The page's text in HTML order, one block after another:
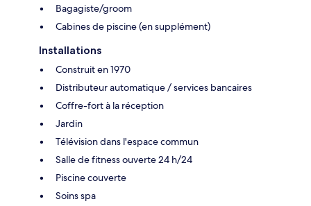
Bagagiste/groom
Cabines de piscine (en supplément)
Installations
Construit en 1970
Distributeur automatique / services bancaires
Coffre-fort à la réception
Jardin
Télévision dans l'espace commun
Salle de fitness ouverte 24 h/24
Piscine couverte
Soins spa